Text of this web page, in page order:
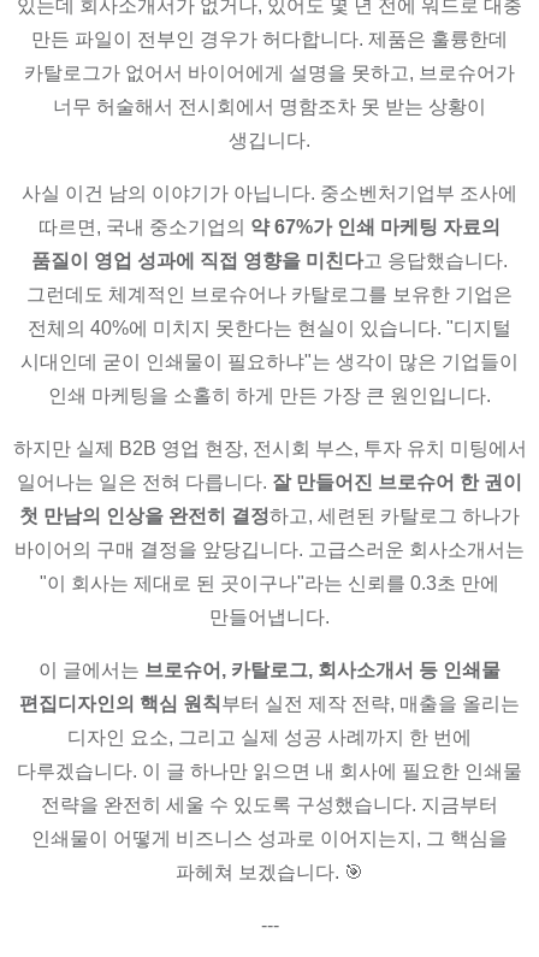
있는데 회사소개서가 없거나, 있어도 몇 년 전에 워드로 대충
만든 파일이 전부인 경우가 허다합니다. 제품은 훌륭한데
카탈로그가 없어서 바이어에게 설명을 못하고, 브로슈어가
너무 허술해서 전시회에서 명함조차 못 받는 상황이
생깁니다.
사실 이건 남의 이야기가 아닙니다. 중소벤처기업부 조사에
따르면, 국내 중소기업의 약 67%가 인쇄 마케팅 자료의
품질이 영업 성과에 직접 영향을 미친다고 응답했습니다.
그런데도 체계적인 브로슈어나 카탈로그를 보유한 기업은
전체의 40%에 미치지 못한다는 현실이 있습니다. "디지털
시대인데 굳이 인쇄물이 필요하냐"는 생각이 많은 기업들이
인쇄 마케팅을 소홀히 하게 만든 가장 큰 원인입니다.
하지만 실제 B2B 영업 현장, 전시회 부스, 투자 유치 미팅에서
일어나는 일은 전혀 다릅니다. 잘 만들어진 브로슈어 한 권이
첫 만남의 인상을 완전히 결정하고, 세련된 카탈로그 하나가
바이어의 구매 결정을 앞당깁니다. 고급스러운 회사소개서는
"이 회사는 제대로 된 곳이구나"라는 신뢰를 0.3초 만에
만들어냅니다.
이 글에서는 브로슈어, 카탈로그, 회사소개서 등 인쇄물
편집디자인의 핵심 원칙 부터 실전 제작 전략, 매출을 올리는
디자인 요소, 그리고 실제 성공 사례까지 한 번에
다루겠습니다. 이 글 하나만 읽으면 내 회사에 필요한 인쇄물
전략을 완전히 세울 수 있도록 구성했습니다. 지금부터
인쇄물이 어떻게 비즈니스 성과로 이어지는지, 그 핵심을
파헤쳐 보겠습니다. 🎯
---